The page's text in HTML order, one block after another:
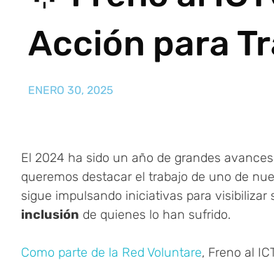
Acción para
ENERO 30, 2025
El 2024 ha sido un año de grandes
queremos destacar el trabajo de uno de
sigue impulsando iniciativas para visibilizar
inclusión de quienes lo han sufrido.
Como parte de la Red Voluntare, Freno al